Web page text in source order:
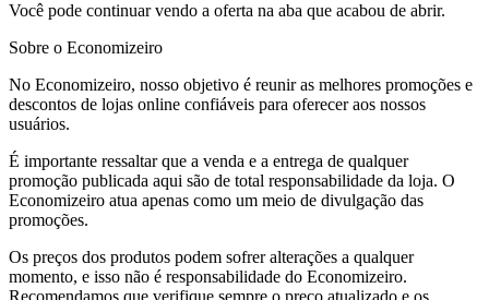
Você pode continuar vendo a oferta na aba que acabou de abrir.
Sobre o Economizeiro
No Economizeiro, nosso objetivo é reunir as melhores promoções e
descontos de lojas online confiáveis para oferecer aos nossos
usuários.
É importante ressaltar que a venda e a entrega de qualquer
promoção publicada aqui são de total responsabilidade da loja. O
Economizeiro atua apenas como um meio de divulgação das
promoções.
Os preços dos produtos podem sofrer alterações a qualquer
momento, e isso não é responsabilidade do Economizeiro.